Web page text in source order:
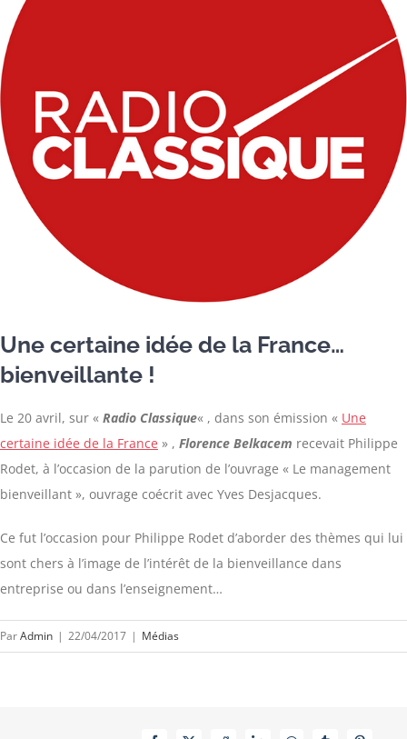
Une certaine idée de la France…
bienveillante !
Le 20 avril, sur « Radio Classique« , dans son émission « Une
certaine idée de la France » , Florence Belkacem recevait Philippe
Rodet, à l’occasion de la parution de l’ouvrage « Le management
bienveillant », ouvrage coécrit avec Yves Desjacques.
Ce fut l’occasion pour Philippe Rodet d’aborder des thèmes qui lui
sont chers à l’image de l’intérêt de la bienveillance dans
entreprise ou dans l’enseignement…
ParAdmin | 22/04/2017 | Médias